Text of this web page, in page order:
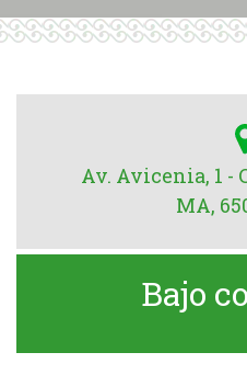
Av. Avicenia, 1 -
MA,
Bajo